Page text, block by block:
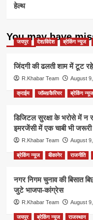
हेल्थ
You may have
जयपुर देश/विदेश ब्रेकिंग न्यूज
जिंदगी की ढलती शाम में टूट
R.Khabar Team August
क्राईम जॉब्स/कैरियर ब्रेकिंग न्यूज
डिजिटल सुरक्षा के भरोसे में
इमरजेंसी में एक चाबी भी जरूरी
R.Khabar Team August
ब्रेकिंग न्यूज बीकानेर राजनीति
नगर निगम चुनाव की बिसात
जुटे भाजपा-कांग्रेस
R.Khabar Team August
जयपुर ब्रेकिंग न्यूज राजस्थान